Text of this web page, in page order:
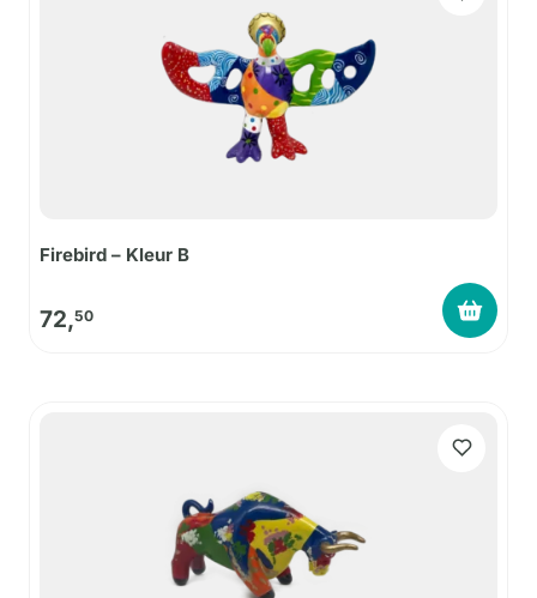
Firebird – Kleur B
72,50